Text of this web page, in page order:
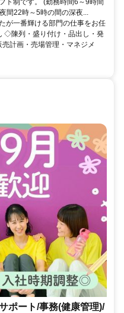
ト制です。 (勤務時間6～9時間
間22時～5時の間の深夜...
が一番輝ける部門の仕事をお任
◇陳列・盛り付け・品出し・発
計画・売場管理・マネジメ
ポート/事務(健康管理)/